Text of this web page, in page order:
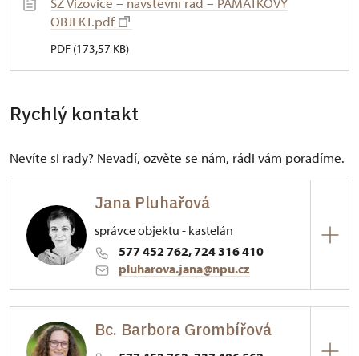
OBJEKT.pdf
PDF (173,57 KB)
Rychlý kontakt
Nevíte si rady? Nevadí, ozvěte se nám, rádi vám poradíme.
Jana Pluhařová
správce objektu - kastelán
577 452 762, 724 316 410
pluharova.jana@npu.cz
Palackého nám. 376/, Vizovice 76312
Bc. Barbora Grombířová